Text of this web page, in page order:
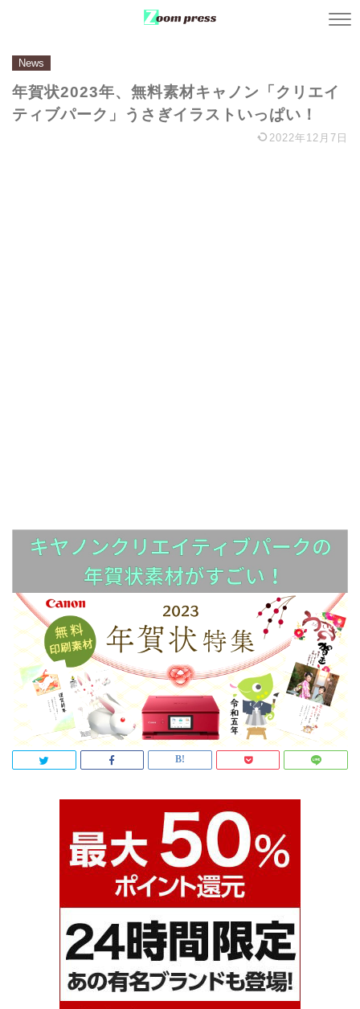
News
年賀状2023年、無料素材キャノン「クリエイ
ティブパーク」うさぎイラストいっぱい！
2022年12月7日